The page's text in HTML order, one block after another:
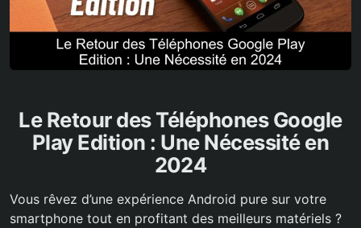
Le Retour des Téléphones Google
Play Edition : Une Nécessité en
2024
Vous rêvez d’une expérience Android pure sur votre
smartphone tout en profitant des meilleurs matériels ?